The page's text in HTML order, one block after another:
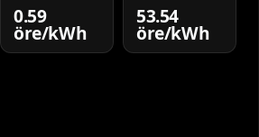
0.59
öre/kWh
53.54
öre/kWh